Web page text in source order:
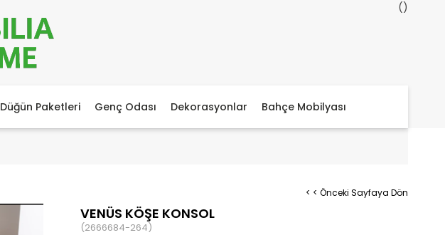
Düğün Paketleri Genç Odası Dekorasyonlar Bahçe Mobilyası
< < Önceki Sayfaya Dön
VENÜS KÖŞE KONSOL
(2666684-264)